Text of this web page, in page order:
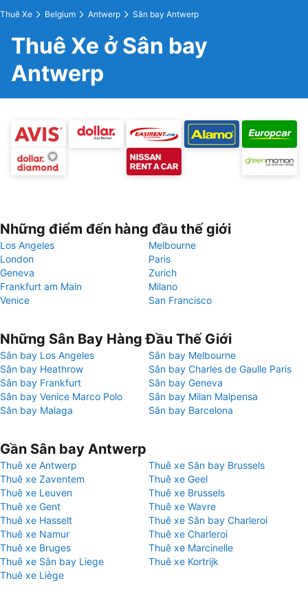
Thuê Xe Belgium Antwerp Sân bay Antwerp
Thuê Xe ở Sân bay
Antwerp
Những điểm đến hàng đầu thế giới
Los Angeles
Melbourne
London
Paris
Geneva
Zurich
Frankfurt am Main
Milano
Venice
San Francisco
Những Sân Bay Hàng Đầu Thế Giới
Sân bay Los Angeles
Sân bay Melbourne
Sân bay Heathrow
Sân bay Charles de Gaulle Paris
Sân bay Frankfurt
Sân bay Geneva
Sân bay Venice Marco Polo
Sân bay Milan Malpensa
Sân bay Malaga
Sân bay Barcelona
Gần Sân bay Antwerp
Thuê xe Antwerp
Thuê xe Sân bay Brussels
Thuê xe Zaventem
Thuê xe Geel
Thuê xe Leuven
Thuê xe Brussels
Thuê xe Gent
Thuê xe Wavre
Thuê xe Hasselt
Thuê xe Sân bay Charleroi
Thuê xe Namur
Thuê xe Charleroi
Thuê xe Bruges
Thuê xe Marcinelle
Thuê xe Sân bay Liege
Thuê xe Kortrijk
Thuê xe Liège